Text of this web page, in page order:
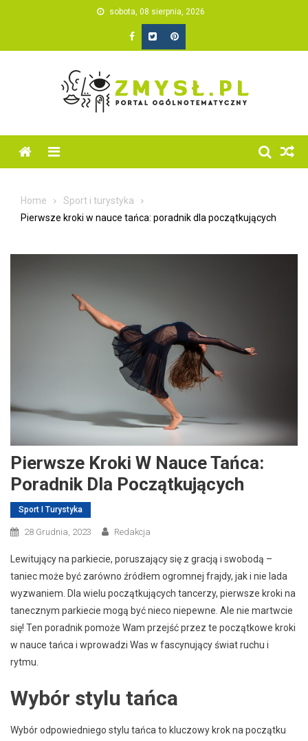
sobota, 08 sierpnia, 2026
Home
Sport i turystyka
Pierwsze kroki w nauce tańca: poradnik dla początkujących
Pierwsze Kroki W Nauce Tańca:
Poradnik Dla Początkujących
Sport I Turystyka
28 Grudnia, 2023 Redakcja
Lewitujący na parkiecie, poruszający się z gracją i swobodą –
taniec może być zarówno źródłem ogromnej frajdy, jak i nie lada
wyzwaniem. Dla wielu początkujących tancerzy, pierwsze kroki na
tanecznym parkiecie mogą być nieco niepewne. Ale nie martwcie
się! Ten poradnik pomoże Wam przejść przez te początkowe kroki
w nauce tańca i wprowadzi Was w fascynujący świat ruchu i
rytmu.
Wybór stylu tańca
Wybór odpowiedniego stylu tańca to kluczowy krok na początku